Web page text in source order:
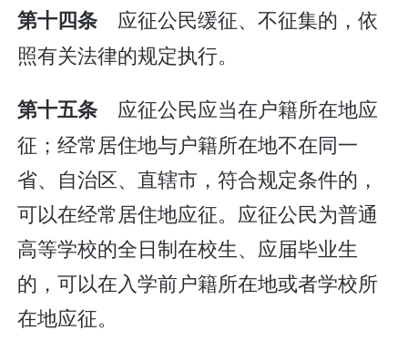
第十四条 应征公民缓征、不征集的，依
照有关法律的规定执行。
第十五条 应征公民应当在户籍所在地应
征；经常居住地与户籍所在地不在同一
省、自治区、直辖市，符合规定条件的，
可以在经常居住地应征。应征公民为普通
高等学校的全日制在校生、应届毕业生
的，可以在入学前户籍所在地或者学校所
在地应征。